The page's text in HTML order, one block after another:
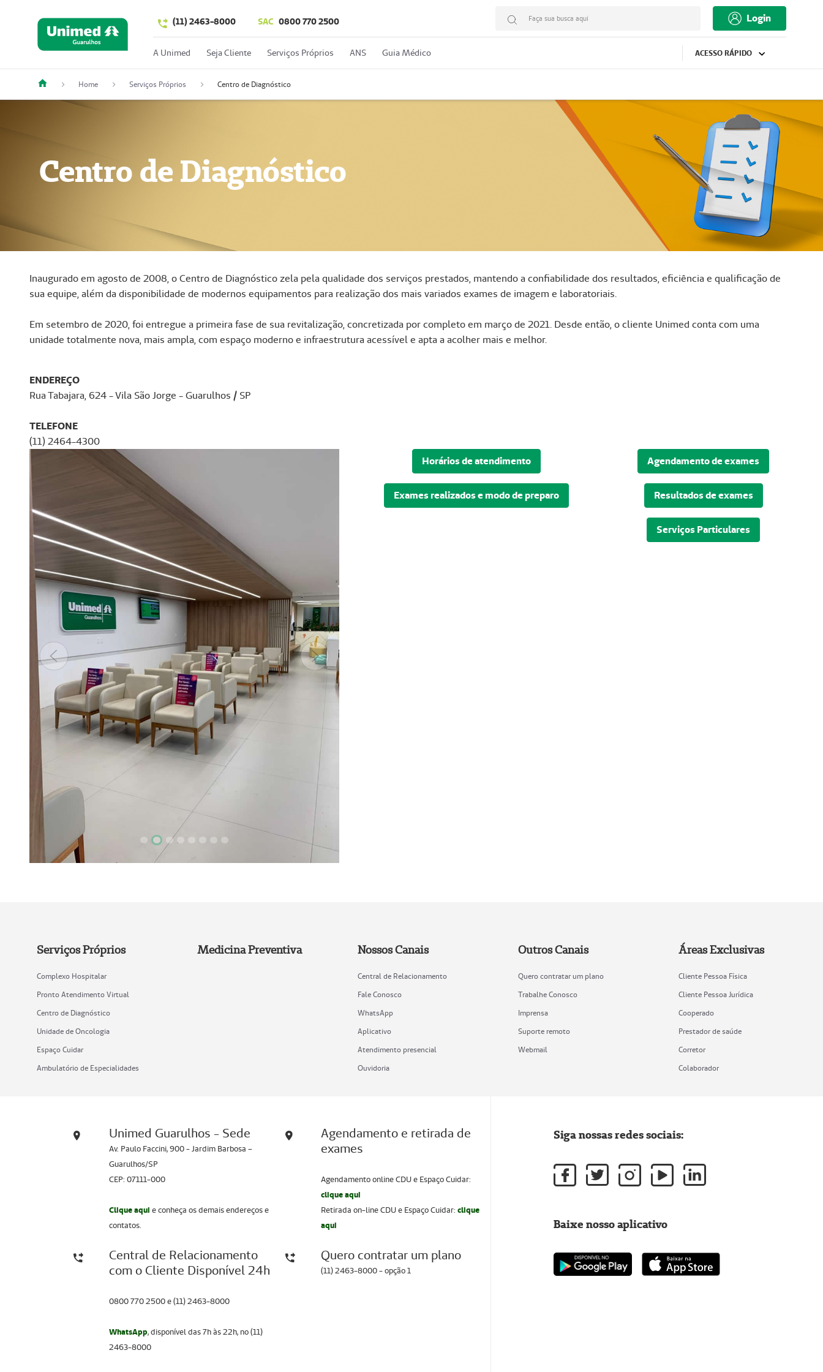
(11) 2463-8000 SAC 0800 770 2500 Faça sua busca aqui Login
A Unimed Seja Cliente Serviços Próprios ANS Guia Médico ACESSO RÁPIDO
Home Serviços Próprios Centro de Diagnóstico
Centro de Diagnóstico
Inaugurado em agosto de 2008, o Centro de Diagnóstico zela pela qualidade dos serviços prestados, mantendo a confiabilidade dos resultados, eficiência e qualificação de
sua equipe, além da disponibilidade de modernos equipamentos para realização dos mais variados exames de imagem e laboratoriais.
Em setembro de 2020, foi entregue a primeira fase de sua revitalização, concretizada por completo em março de 2021. Desde então, o cliente Unimed conta com uma
unidade totalmente nova, mais ampla, com espaço moderno e infraestrutura acessível e apta a acolher mais e melhor.
ENDEREÇO
Rua Tabajara, 624 - Vila São Jorge - Guarulhos / SP
TELEFONE
(11) 2464-4300
Focar slide
Focar slide
Focar slide
Focar slide
Focar slide
Focar slide
Focar slide
Focar slide
Anterior Próximo
Horários de atendimento
Exames realizados e modo de preparo
Agendamento de exames
Resultados de exames
Serviços Particulares
Serviços Próprios
Complexo Hospitalar
Pronto Atendimento Virtual
Centro de Diagnóstico
Unidade de Oncologia
Espaço Cuidar
Ambulatório de Especialidades
Medicina Preventiva Nossos Canais
Central de Relacionamento
Fale Conosco
WhatsApp
Aplicativo
Atendimento presencial
Ouvidoria
Outros Canais
Quero contratar um plano
Trabalhe Conosco
Imprensa
Suporte remoto
Webmail
Áreas Exclusivas
Cliente Pessoa Física
Cliente Pessoa Jurídica
Cooperado
Prestador de saúde
Corretor
Colaborador
Unimed Guarulhos - Sede
Av. Paulo Faccini, 900 - Jardim Barbosa –
Guarulhos/SP
CEP: 07111-000
Clique aqui e conheça os demais endereços e
contatos.
Agendamento e retirada de
exames
Agendamento online CDU e Espaço Cuidar:
clique aqui
Retirada on-line CDU e Espaço Cuidar:clique
aqui
Central de Relacionamento
com o Cliente Disponível 24h
0800 770 2500 e (11) 2463-8000
WhatsApp, disponível das 7h às 22h, no (11)
2463-8000
Quero contratar um plano
(11) 2463-8000 - opção 1
Siga nossas redes sociais:
Baixe nosso aplicativo